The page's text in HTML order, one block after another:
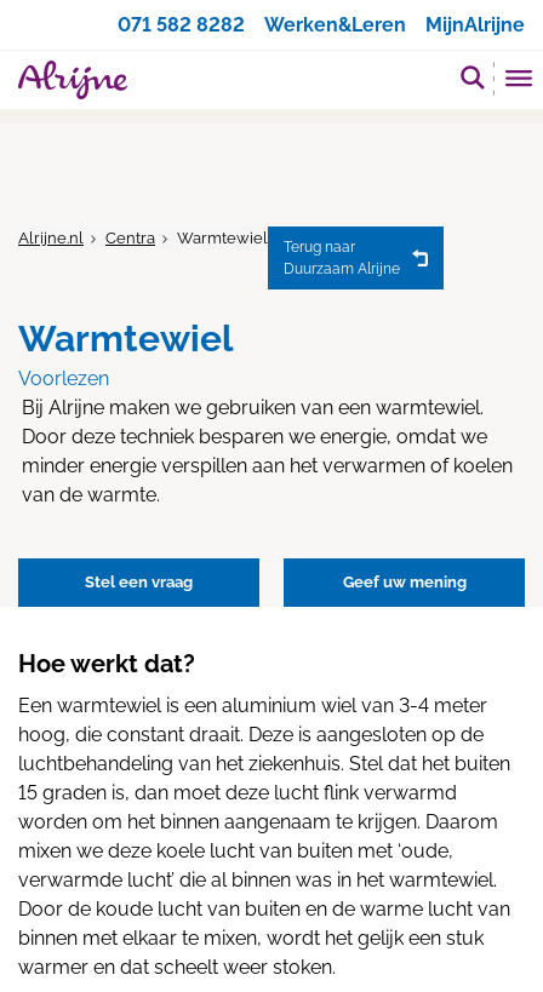
071 582 8282
Werken&Leren MijnAlrijne
Alrijne.nl Centra Warmtewiel
Terug naar
Duurzaam Alrijne
Warmtewiel
Voorlezen
Bij Alrijne maken we gebruiken van een warmtewiel.
Door deze techniek besparen we energie, omdat we
minder energie verspillen aan het verwarmen of koelen
van de warmte.
Stel een vraag Geef uw mening
Hoe werkt dat?
Een warmtewiel is een aluminium wiel van 3-4 meter
hoog, die constant draait. Deze is aangesloten op de
luchtbehandeling van het ziekenhuis. Stel dat het buiten
15 graden is, dan moet deze lucht flink verwarmd
worden om het binnen aangenaam te krijgen. Daarom
mixen we deze koele lucht van buiten met ‘oude,
verwarmde lucht’ die al binnen was in het warmtewiel.
Door de koude lucht van buiten en de warme lucht van
binnen met elkaar te mixen, wordt het gelijk een stuk
warmer en dat scheelt weer stoken.